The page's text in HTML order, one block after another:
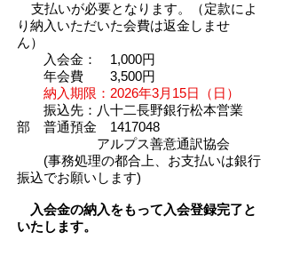
支払いが必要となります。（定款によ
り納入いただいた会費は返金しませ
ん）
入会金： 1,000円
年会費 3,500円
納入期限：2026年3月15日（日）
振込先：八十二長野銀行松本営業
部 普通預金 1417048
アルプス善意通訳協会
(事務処理の都合上、お支払いは銀行
振込でお願いします)
入会金の納入をもって入会登録完了と
いたします。